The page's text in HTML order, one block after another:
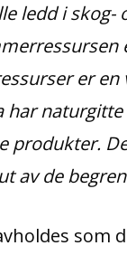
ledd i
er en
har
produkter.
av de
som